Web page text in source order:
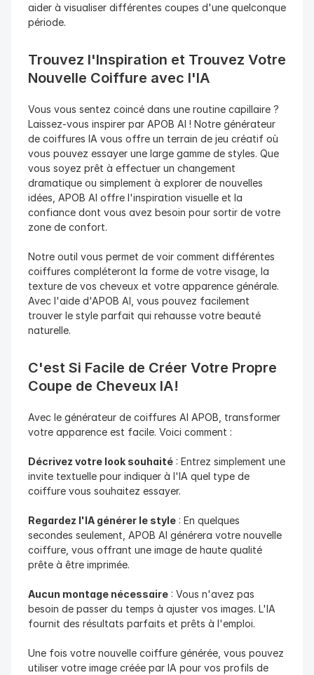
aider à visualiser différentes coupes d'une quelconque
période.
Trouvez l'Inspiration et Trouvez Votre
Nouvelle Coiffure avec l'IA
Vous vous sentez coincé dans une routine capillaire ?
Laissez-vous inspirer par APOB AI ! Notre générateur
de coiffures IA vous offre un terrain de jeu créatif où
vous pouvez essayer une large gamme de styles. Que
vous soyez prêt à effectuer un changement
dramatique ou simplement à explorer de nouvelles
idées, APOB AI offre l'inspiration visuelle et la
confiance dont vous avez besoin pour sortir de votre
zone de confort.
Notre outil vous permet de voir comment différentes
coiffures compléteront la forme de votre visage, la
texture de vos cheveux et votre apparence générale.
Avec l'aide d'APOB AI, vous pouvez facilement
trouver le style parfait qui rehausse votre beauté
naturelle.
C'est Si Facile de Créer Votre Propre
Coupe de Cheveux IA!
Avec le générateur de coiffures AI APOB, transformer
votre apparence est facile. Voici comment :
Décrivez votre look souhaité : Entrez simplement une
invite textuelle pour indiquer à l'IA quel type de
coiffure vous souhaitez essayer.
Regardez l'IA générer le style : En quelques
secondes seulement, APOB AI générera votre nouvelle
coiffure, vous offrant une image de haute qualité
prête à être imprimée.
Aucun montage nécessaire : Vous n'avez pas
besoin de passer du temps à ajuster vos images. L'IA
fournit des résultats parfaits et prêts à l'emploi.
Une fois votre nouvelle coiffure générée, vous pouvez
utiliser votre image créée par IA pour vos profils de